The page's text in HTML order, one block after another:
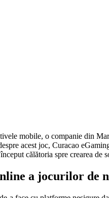
mobile, o companie din
acest joc, Curacao
călătoria spre crearea de
a jocurilor de